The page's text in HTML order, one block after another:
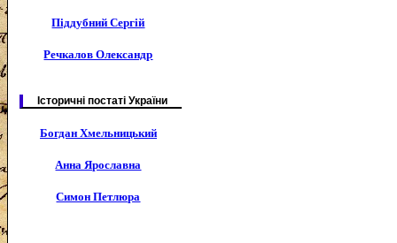
Піддубний Сергій
Речкалов Олександр
Історичні постаті України
Богдан Хмельницький
Анна Ярославна
Симон Петлюра